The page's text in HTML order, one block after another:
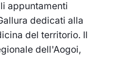
appuntamenti
dedicati alla
del territorio. Il
dell'Aogoi,